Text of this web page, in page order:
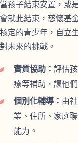
當孩子結束安置，或
會就此結束，慈懷基
核定的青少年，自立
對未來的挑戰。
實質協助： 評估
療等補助，讓他
個別化輔導： 由
業、住所、家庭
能力。